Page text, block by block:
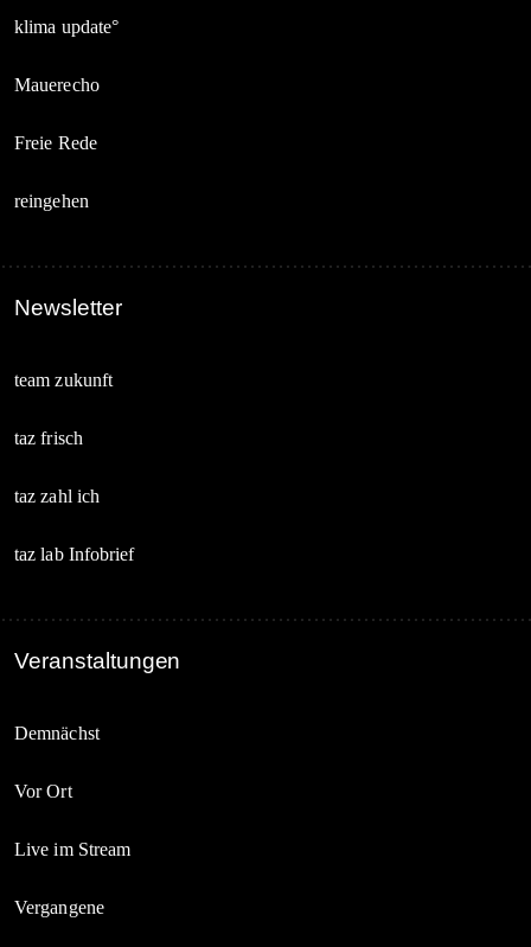
klima update°
Mauerecho
Freie Rede
reingehen
Newsletter
team zukunft
taz frisch
taz zahl ich
taz lab Infobrief
Veranstaltungen
Demnächst
Vor Ort
Live im Stream
Vergangene